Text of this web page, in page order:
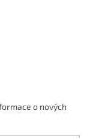
o nových